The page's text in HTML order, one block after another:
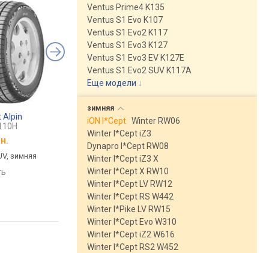
Alpin
зимняя
Falken Eurowinter HS02 Pro
235/65 R18 110V
7 774 грн.
легковая / SUV, зимняя
сравнить
Ventus Prime4 K135
Ventus S1 Evo K107
Ventus S1 Evo2 K117
Ventus S1 Evo3 K127
Ventus S1 Evo3 EV K127E
Ventus S1 Evo2 SUV K117A
Еще модели ↓
зимняя
iON I*Cept Winter RW06
Winter I*Cept iZ3
Dynapro I*Cept RW08
Winter I*Cept iZ3 X
Winter I*Cept X RW10
Winter I*Cept LV RW12
Winter I*Cept RS W442
Winter I*Pike LV RW15
Winter I*Cept Evo W310
Winter I*Cept iZ2 W616
Winter I*Cept RS2 W452